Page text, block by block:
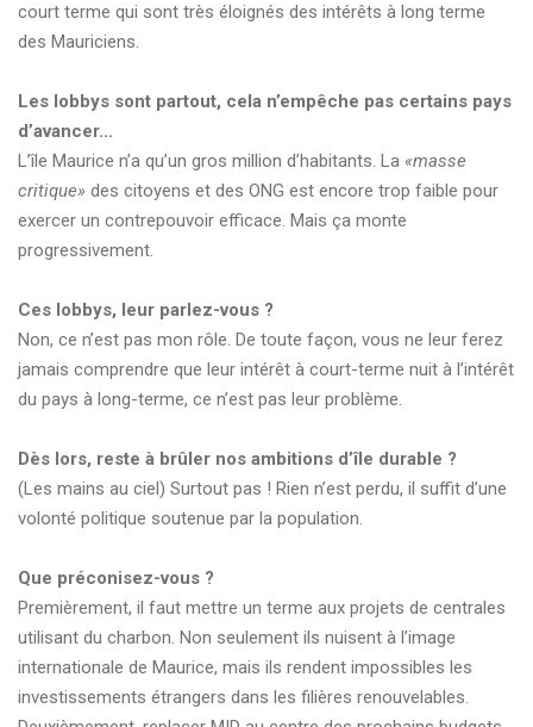
court terme qui sont très éloignés des intérêts à long terme
des Mauriciens.
Les lobbys sont partout, cela n’empêche pas certains pays
d’avancer...
L’île Maurice n’a qu’un gros million d’habitants. La «masse
critique» des citoyens et des ONG est encore trop faible pour
exercer un contrepouvoir efficace. Mais ça monte
progressivement.
Ces lobbys, leur parlez-vous ?
Non, ce n’est pas mon rôle. De toute façon, vous ne leur ferez
jamais comprendre que leur intérêt à court-terme nuit à l’intérêt
du pays à long-terme, ce n’est pas leur problème.
Dès lors, reste à brûler nos ambitions d’île durable ?
(Les mains au ciel) Surtout pas ! Rien n’est perdu, il suffit d’une
volonté politique soutenue par la population.
Que préconisez-vous ?
Premièrement, il faut mettre un terme aux projets de centrales
utilisant du charbon. Non seulement ils nuisent à l’image
internationale de Maurice, mais ils rendent impossibles les
investissements étrangers dans les filières renouvelables.